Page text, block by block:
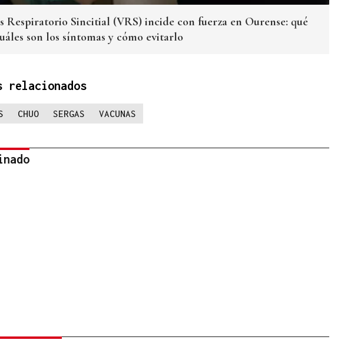
Respiratorio Sincitial (VRS) incide con fuerza en Ourense: qué
son los síntomas y cómo evitarlo
relacionados
CHUO SERGAS VACUNAS